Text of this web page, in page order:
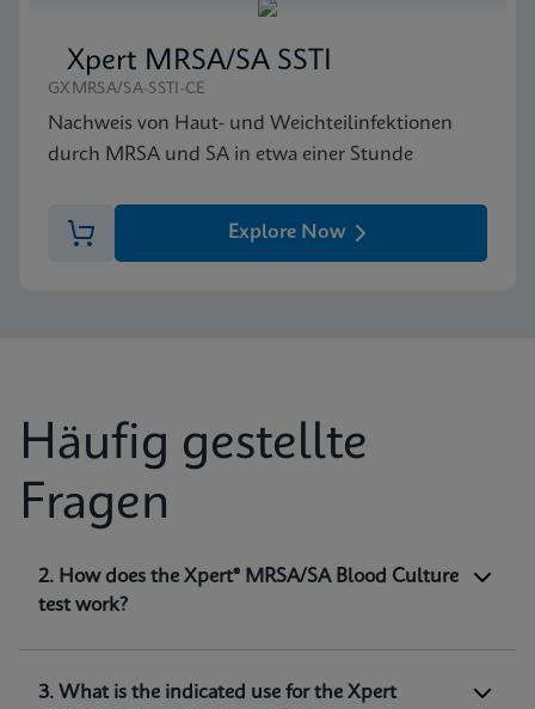
Xpert MRSA/SA SSTI
GXMRSA/SA-SSTI-CE
Nachweis von Haut- und Weichteilinfektionen
durch MRSA und SA in etwa einer Stunde
Explore Now
Häufig gestellte
Fragen
1. What is the Xpert® MRSA/SA Blood Culture
test?
qualitative in vitro diagnostic test intended for
2. How does the Xpert® MRSA/SA Blood Culture
test work?
3. What is the indicated use for the Xpert